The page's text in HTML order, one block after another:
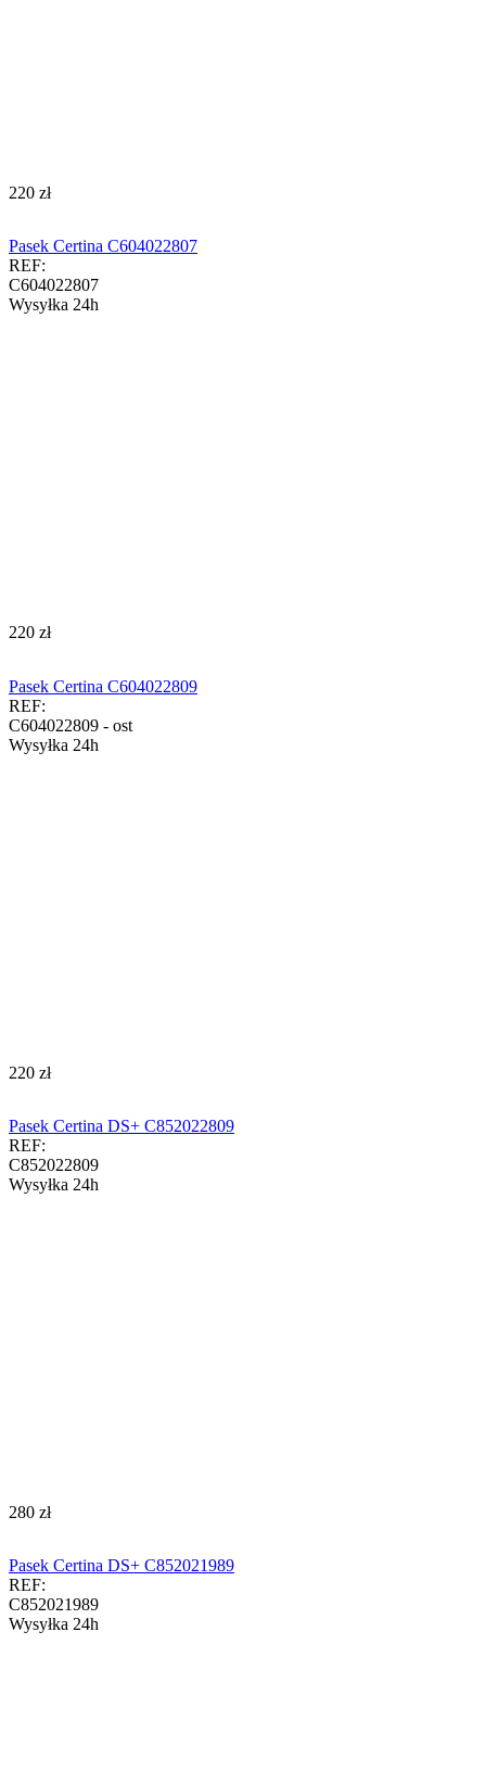
‍220‍ zł
Pasek Certina C604022807
REF:
C604022807
Wysyłka 24h
‍220‍ zł
Pasek Certina C604022809
REF:
C604022809 - ost
Wysyłka 24h
‍220‍ zł
Pasek Certina DS+ C852022809
REF:
C852022809
Wysyłka 24h
‍280‍ zł
Pasek Certina DS+ C852021989
REF:
C852021989
Wysyłka 24h